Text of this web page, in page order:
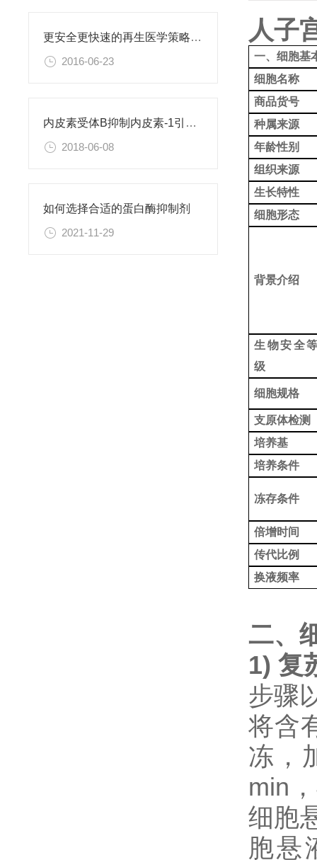
更安全更快速的再生医学策略：利用直接重编程改变细胞身份
2016-06-23
内皮素受体B抑制内皮素-1引起的肝星状细胞活化
2018-06-08
如何选择合适的蛋白酶抑制剂
2021-11-29
人子
一、细胞基
细胞名称
商品货号
种属来源
年龄性别
组织来源
生长特性
细胞形态
背景介绍
生物安全等
级
细胞规格
支原体检测
培养基
培养条件
冻存条件
倍增时间
传代比例
换液频率
二、
1) 复
步骤
将含
冻，
min
细胞
胞悬